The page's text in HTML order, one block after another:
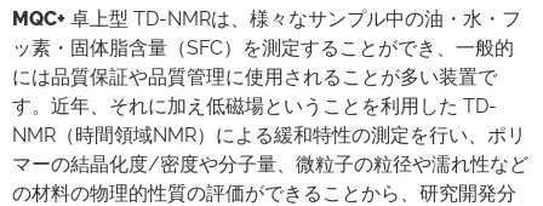
MQC+ 卓上型 TD-NMRは、様々なサンプル中の油・水・フ
ッ素・固体脂含量（SFC）を測定することができ、一般的
には品質保証や品質管理に使用されることが多い装置で
す。近年、それに加え低磁場ということを利用した TD-
NMR（時間領域NMR）による緩和特性の測定を行い、ポリ
マーの結晶化度/密度や分子量、微粒子の粒径や濡れ性など
の材料の物理的性質の評価ができることから、研究開発分